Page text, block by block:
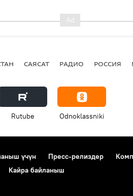
САЯСАТ РАДИО РОССИЯ
Rutube Odnoklassniki
үчүн Пресс-релиздер
Кайра байланыш